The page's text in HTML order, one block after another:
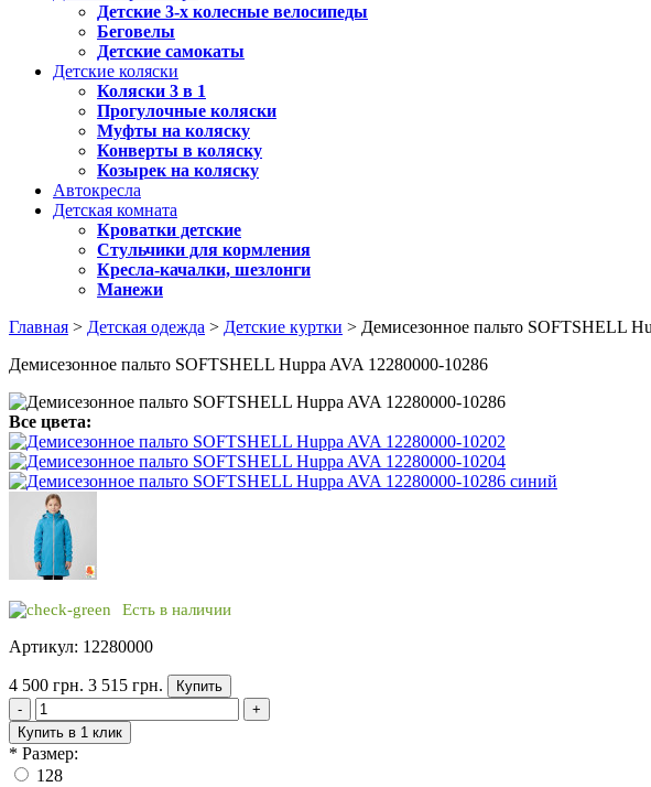
Детские 3-х колесные велосипеды
Беговелы
Детские самокаты
Детские коляски
Коляски 3 в 1
Прогулочные коляски
Муфты на коляску
Конверты в коляску
Козырек на коляску
Автокресла
Детская комната
Кроватки детские
Стульчики для кормления
Кресла-качалки, шезлонги
Манежи
Главная > Детская одежда > Детские куртки > Демисезонное пальто SOFTSHELL
Демисезонное пальто SOFTSHELL Huppa AVA 12280000-10286
Все цвета:
Есть в наличии
Артикул: 12280000
4 500 грн. 3 515 грн.
Купить
-
+
Купить в 1 клик
* Размер:
128